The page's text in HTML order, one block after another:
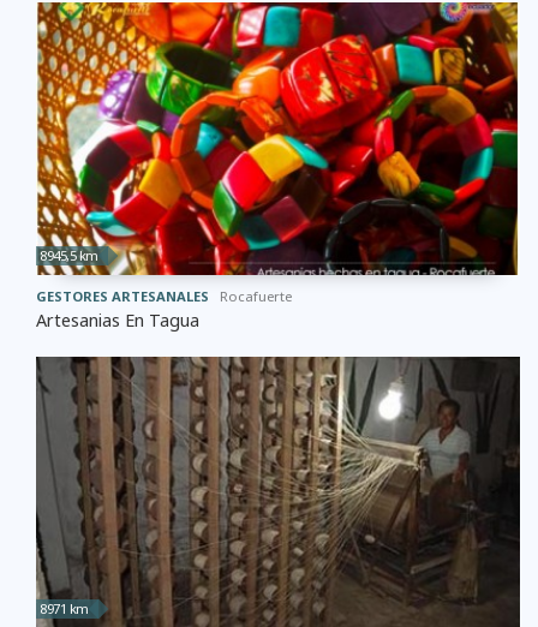
8945,5 km
GESTORES ARTESANALES Rocafuerte
Artesanias En Tagua
8971 km